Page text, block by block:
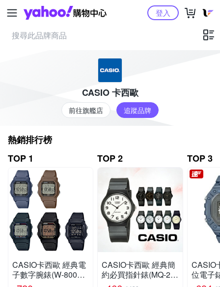
Yahoo購物中心登入
CASIO 卡西歐
前往旗艦店 追蹤品牌
熱銷排行榜
TOP 1
CASIO卡西歐 經典電
子數字腕錶(W-800H)
/ 考試錶
TOP 2
CASIO卡西歐 經典簡
約必買指針錶(MQ-24)
/ 考試錶
TOP 3
CASIO
位電子
A)